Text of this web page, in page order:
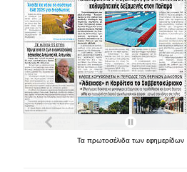
Τα πρωτοσέλιδα των εφημερίδων